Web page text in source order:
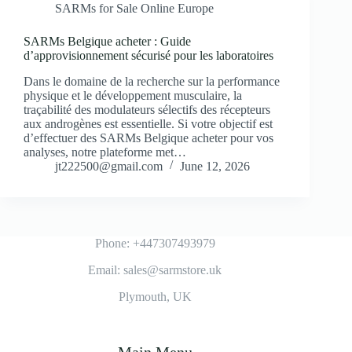
SARMs for Sale Online Europe
SARMs Belgique acheter : Guide
d’approvisionnement sécurisé pour les laboratoires
Dans le domaine de la recherche sur la performance
physique et le développement musculaire, la
traçabilité des modulateurs sélectifs des récepteurs
aux androgènes est essentielle. Si votre objectif est
d’effectuer des SARMs Belgique acheter pour vos
analyses, notre plateforme met…
jt222500@gmail.com
June 12, 2026
Phone: +447307493979
Email: sales@sarmstore.uk
Plymouth, UK